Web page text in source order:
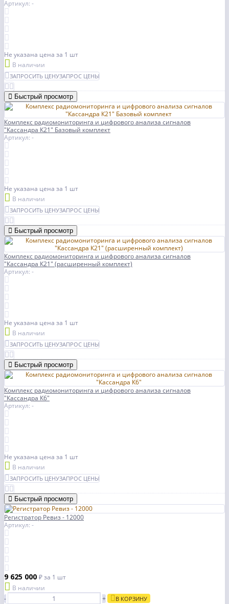
Артикул: -
Не указана цена за 1 шт
В наличии
ЗАПРОСИТЬ ЦЕНУЗАПРОС ЦЕНЫ
Быстрый просмотр
Комплекс радиомониторинга и цифрового анализа сигналов
"Кассандра К21" Базовый комплект
Артикул: -
Не указана цена за 1 шт
В наличии
ЗАПРОСИТЬ ЦЕНУЗАПРОС ЦЕНЫ
Быстрый просмотр
Комплекс радиомониторинга и цифрового анализа сигналов
"Кассандра К21" (расширенный комплект)
Артикул: -
Не указана цена за 1 шт
В наличии
ЗАПРОСИТЬ ЦЕНУЗАПРОС ЦЕНЫ
Быстрый просмотр
Комплекс радиомониторинга и цифрового анализа сигналов
"Кассандра К6"
Артикул: -
Не указана цена за 1 шт
В наличии
ЗАПРОСИТЬ ЦЕНУЗАПРОС ЦЕНЫ
Быстрый просмотр
Регистратор Ревиз - 12000
Артикул: -
9 625 000 ₽за 1 шт
В наличии
-
+ В КОРЗИНУ